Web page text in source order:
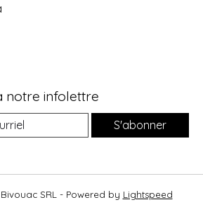
notre infolettre
S'abonner
SRL - Powered by Lightspeed